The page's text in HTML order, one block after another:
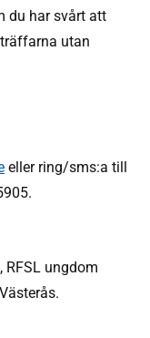
du har svårt att
utan
eller ring/sms:a till
RFSL ungdom